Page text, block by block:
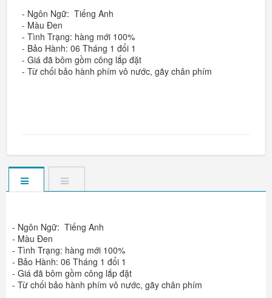
- Ngôn Ngữ: Tiếng Anh
- Màu Đen
- Tình Trạng: hàng mới 100%
- Bảo Hành: 06 Tháng 1 đổi 1
- Giá đã bôm gồm công lắp đặt
- Từ chối bảo hành phím vô nước, gãy chân phím
- Ngôn Ngữ: Tiếng Anh
- Màu Đen
- Tình Trạng: hàng mới 100%
- Bảo Hành: 06 Tháng 1 đổi 1
- Giá đã bôm gồm công lắp đặt
- Từ chối bảo hành phím vô nước, gãy chân phím